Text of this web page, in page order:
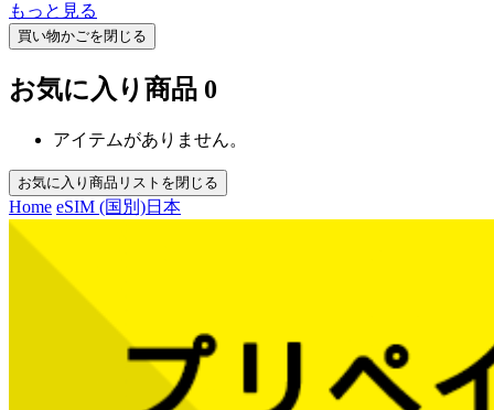
もっと見る
買い物かごを閉じる
お気に入り商品 0
アイテムがありません。
お気に入り商品リストを閉じる
Home eSIM (国別)日本